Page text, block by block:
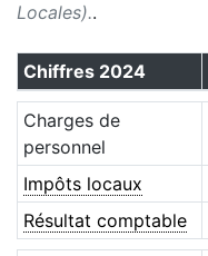
Locales)..
Chiffres 2024
Charges de
personnel
Impôts locaux
Résultat comptable